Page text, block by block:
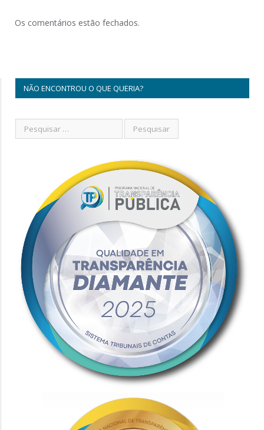
Os comentários estão fechados.
NÃO ENCONTROU O QUE QUERIA?